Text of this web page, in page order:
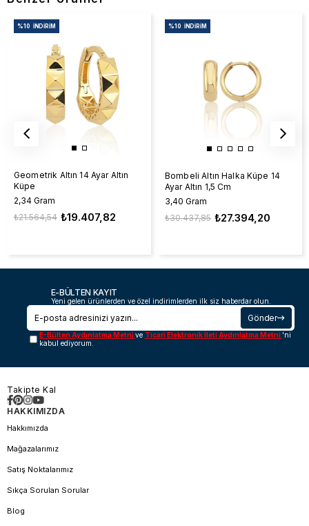
Geometrik Altın 14 Ayar Altın
Küpe
2,34 Gram
₺19.407,82
₺21.564,54
%10 İNDIRIM
Bombeli Altın Halka Küpe 14
Ayar Altın 1,5 Cm
3,40 Gram
₺27.394,20
₺30.437,85
%10 İNDIRIM
E-BÜLTEN KAYIT
Yeni gelen ürünlerden ve özel indirimlerden ilk siz haberdar olun.
Gönder
E-Bülten Aydınlatma Metnive Ticari Elektronik İleti Aydınlatma Metni 'ni
kabul ediyorum.
Takipte Kal
HAKKIMIZDA
Hakkımızda
Mağazalarımız
Satış Noktalarımız
Sıkça Sorulan Sorular
Blog